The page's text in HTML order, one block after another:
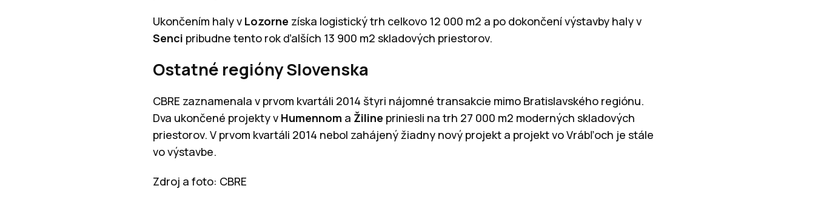
Ukončením haly v Lozorne získa logistický trh celkovo 12 000 m2 a po dokončení výstavby haly v
Senci pribudne tento rok ďalších 13 900 m2 skladových priestorov.
Ostatné regióny Slovenska
CBRE zaznamenala v prvom kvartáli 2014 štyri nájomné transakcie mimo Bratislavského regiónu.
Dva ukončené projekty v Humennom a Žiline priniesli na trh 27 000 m2 moderných skladových
priestorov. V prvom kvartáli 2014 nebol zahájený žiadny nový projekt a projekt vo Vrábľoch je stále
vo výstavbe.
Zdroj a foto: CBRE